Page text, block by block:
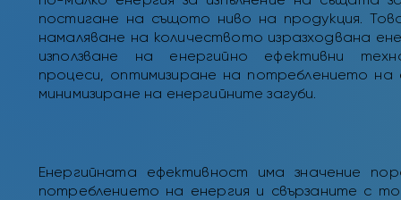
постигане на същото ниво на продукция.
намаляване на количеството изразходвана
използване на енергийно ефективни
процеси, оптимизиране на потреблението на
минимизиране на енергийните загуби.
Енергийната ефективност има значение
потреблението на енергия и свързаните с